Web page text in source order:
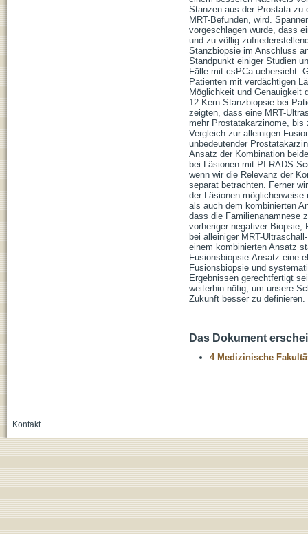
Stanzen aus der Prostata zu
MRT-Befunden, wird.
vorgeschlagen wurde, dass
und zu völlig
Stanzbiopsie im Anschluss
Standpunkt einiger Studien
Fälle mit csPCa uebersieht.
Patienten mit verdächtigen
Möglichkeit und Genauigkeit
12-Kern-Stanzbiopsie bei
zeigten, dass eine MRT-
mehr Prostatakarzinome,
Vergleich zur alleinigen
unbedeutender
Ansatz der Kombination
bei Läsionen mit PI-RADS-
wenn wir die Relevanz der
separat betrachten. Ferner
der Läsionen
als auch dem kombinierten
dass die Familienanamnese
vorheriger negativer Biopsie,
bei alleiniger MRT-
einem kombinierten Ansatz
Fusionsbiopsie-Ansatz eine
Fusionsbiopsie und
Ergebnissen gerechtfertigt
weiterhin nötig, um unsere
Zukunft besser zu definieren.
Das Dokument
4 Medizinische
Kontakt